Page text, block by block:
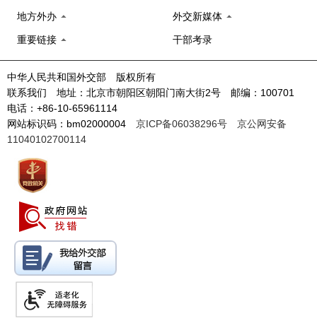
地方外办 外交新媒体
重要链接 干部考录
中华人民共和国外交部 版权所有
联系我们 地址：北京市朝阳区朝阳门南大街2号 邮编：100701
电话：+86-10-65961114
网站标识码：bm02000004 京ICP备06038296号
京公网安备
11040102700114